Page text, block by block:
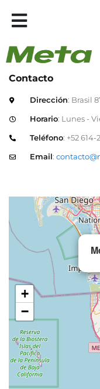
Contacto
Dirección: Brasil
Horario: Lunes -
Teléfono: +52 614-
Email:
+
−